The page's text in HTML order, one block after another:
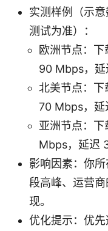
实测样例（示
测试为准）：
欧洲节点：
90 Mbps，延
北美节点：
70 Mbps，延
亚洲节点：
Mbps，延迟
影响因素：你
段高峰、运营
现。
优化提示：优